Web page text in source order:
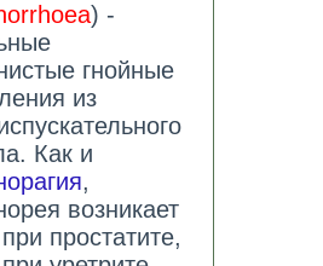
) -
гнойные
из
Как и
,
возникает
простатите,